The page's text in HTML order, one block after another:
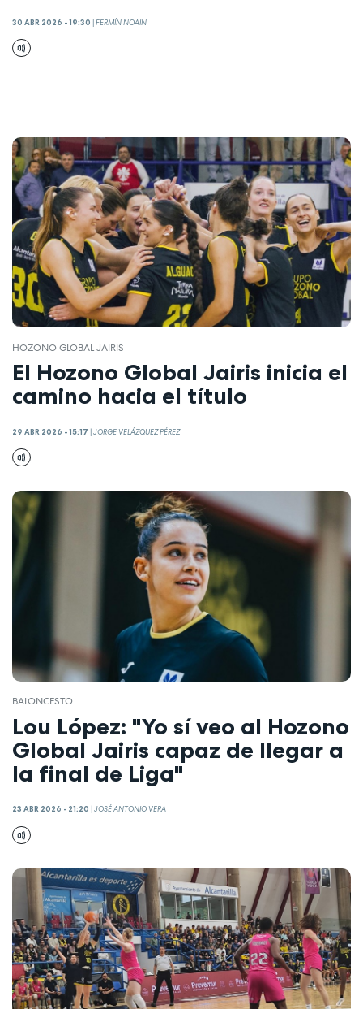
30 ABR 2026 - 19:30 |FERMÍN NOAIN
HOZONO GLOBAL JAIRIS
El Hozono Global Jairis inicia el
camino hacia el título
29 ABR 2026 - 15:17 |JORGE VELÁZQUEZ PÉREZ
BALONCESTO
Lou López: "Yo sí veo al Hozono
Global Jairis capaz de llegar a
la final de Liga"
23 ABR 2026 - 21:20 JOSÉ ANTONIO VERA